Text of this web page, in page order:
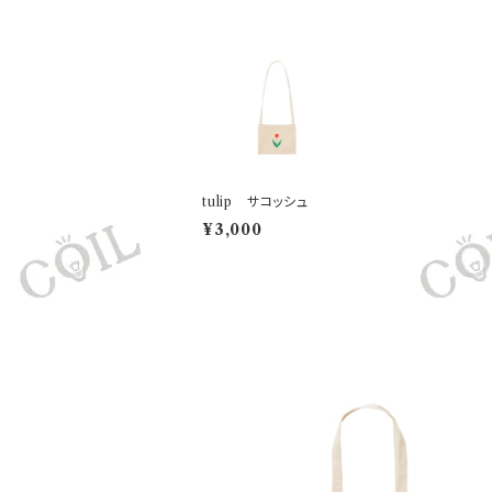
tulip サコッシュ
¥3,000